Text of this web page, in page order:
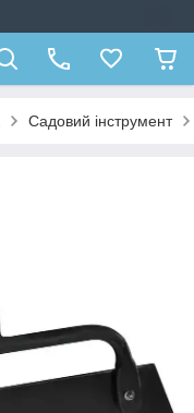
Садовий інструмент